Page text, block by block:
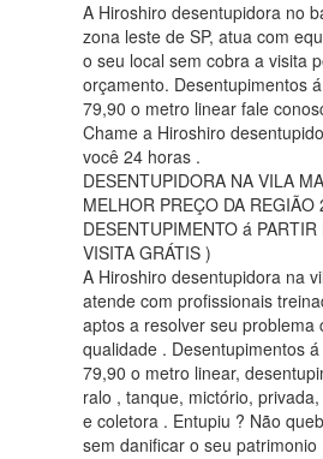
A Hiroshiro desentupidora no
zona leste de SP, atua com
o seu local sem cobra a visita
orçamento. Desentupimentos
79,90 o metro linear fale
Chame a Hiroshiro
você 24 horas .
DESENTUPIDORA NA VILA
MELHOR PREÇO DA REGIÃO
DESENTUPIMENTO á
VISITA GRÁTIS )
A Hiroshiro desentupidora na
atende com profissionais
aptos a resolver seu problema
qualidade . Desentupimentos
79,90 o metro linear,
ralo , tanque, mictório,
e coletora . Entupiu ? Não
sem danificar o seu patrimonio